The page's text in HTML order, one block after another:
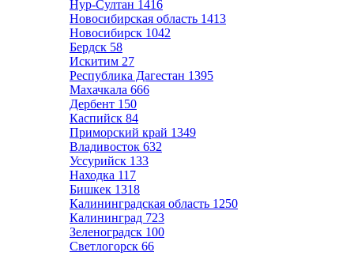
Нур-Султан 1416
Новосибирская область 1413
Новосибирск 1042
Бердск 58
Искитим 27
Республика Дагестан 1395
Махачкала 666
Дербент 150
Каспийск 84
Приморский край 1349
Владивосток 632
Уссурийск 133
Находка 117
Бишкек 1318
Калининградская область 1250
Калининград 723
Зеленоградск 100
Светлогорск 66